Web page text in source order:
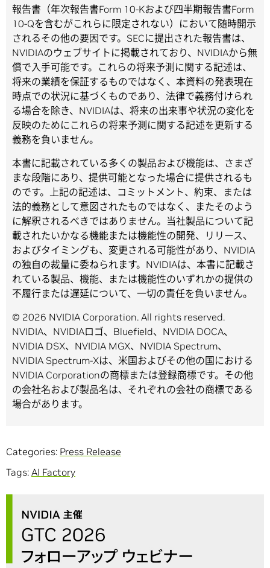
報告書（年次報告書Form 10-Kおよび四半期報告書Form
10-Qを含むがこれらに限定されない）において随時開示
されるその他の要因です。SECに提出された報告書は、
NVIDIAのウェブサイトに掲載されており、NVIDIAから無
償で入手可能です。これらの将来予測に関する記述は、
将来の業績を保証するものではなく、本資料の発表現在
時点での状況に基づくものであり、法律で義務付けられ
る場合を除き、NVIDIAは、将来の出来事や状況の変化を
反映のためにこれらの将来予測に関する記述を更新する
義務を負いません。
本書に記載されている多くの製品および機能は、さまざ
まな段階にあり、提供可能となった場合に提供されるも
のです。上記の記述は、コミットメント、約束、または
法的義務として意図されたものではなく、またそのよう
に解釈されるべきではありません。当社製品について記
載されたいかなる機能または機能性の開発、リリース、
およびタイミングも、変更される可能性があり、NVIDIA
の独自の裁量に委ねられます。NVIDIAは、本書に記載さ
れている製品、機能、または機能性のいずれかの提供の
不履行または遅延について、一切の責任を負いません。
© 2026 NVIDIA Corporation. All rights reserved.
NVIDIA、NVIDIAロゴ、Bluefield、NVIDIA DOCA、
NVIDIA DSX、NVIDIA MGX、NVIDIA Spectrum、
NVIDIA Spectrum-Xは、米国およびその他の国における
NVIDIA Corporationの商標または登録商標です。その他
の会社名および製品名は、それぞれの会社の商標である
場合があります。
Categories: Press Release
Tags: AI Factory